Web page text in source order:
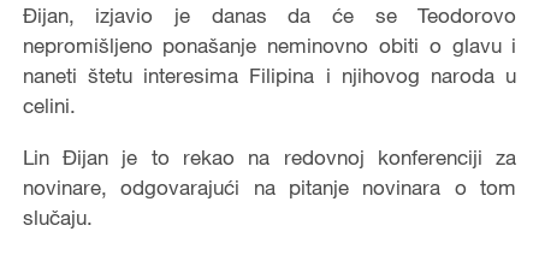
Đijan, izjavio je danas da će se Teodorovo
nepromišljeno ponašanje neminovno obiti o glavu i
naneti štetu interesima Filipina i njihovog naroda u
celini.
Lin Đijan je to rekao na redovnoj konferenciji za
novinare, odgovarajući na pitanje novinara o tom
slučaju.